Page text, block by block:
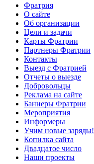
Фратрия
О сайте
Об организации
Цели и задачи
Карты Фратрии
Партнеры Фратрии
Контакты
Выезд с Фратрией
Отчеты о выезде
Добровольцы
Реклама на сайте
Баннеры Фратрии
Мероприятия
Информеры
Учим новые заряды!
Копилка сайта
Двадцатое число
Наши проекты